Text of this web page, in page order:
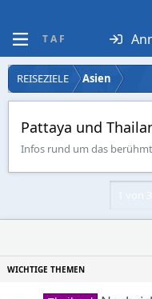
T A F
REISEZIELE Asien
Pattaya und
Infos rund um das